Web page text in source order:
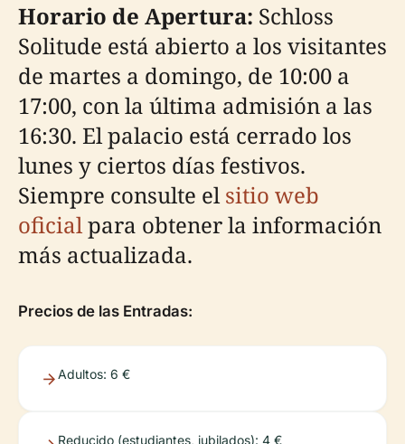
Horario de Apertura: Schloss
Solitude está abierto a los visitantes
de martes a domingo, de 10:00 a
17:00, con la última admisión a las
16:30. El palacio está cerrado los
lunes y ciertos días festivos.
Siempre consulte elsitio web
oficialpara obtener la información
más actualizada.
Precios de las Entradas:
Adultos: 6 €
Reducido (estudiantes, jubilados): 4 €